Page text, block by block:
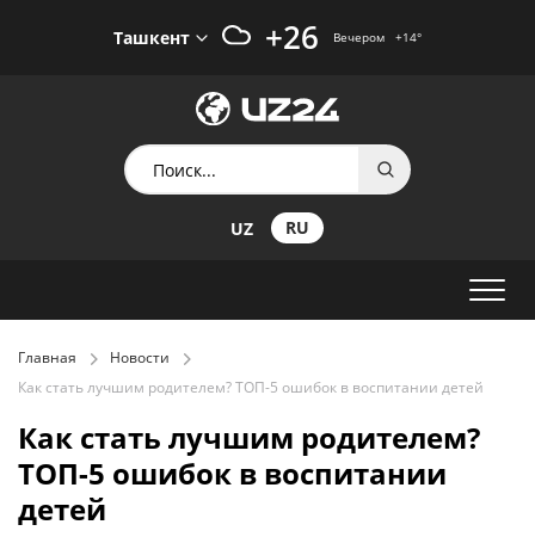
Ташкент +26 Вечером +14°
UZ RU
Главная
Новости
Как стать лучшим родителем? ТОП-5 ошибок в воспитании детей
Как стать лучшим родителем?
ТОП-5 ошибок в воспитании
детей